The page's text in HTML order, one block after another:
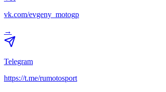
vk.com/evgeny_motogp
→
Telegram
https://t.me/rumotosport